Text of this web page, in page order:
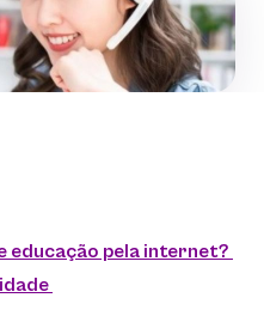
educação pela internet?